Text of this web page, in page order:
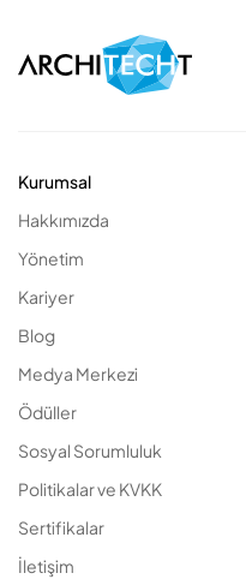
Kurumsal
Hakkımızda
Yönetim
Kariyer
Blog
Medya Merkezi
Ödüller
Sosyal Sorumluluk
Politikalar ve KVKK
Sertifikalar
İletişim